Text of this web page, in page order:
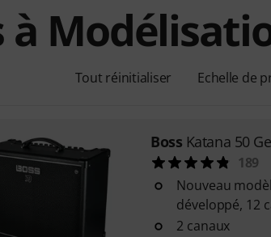
à
Tout réinitialiser Echelle de
Boss Katana 50
189
Nouveau
développé, 12
2 canaux